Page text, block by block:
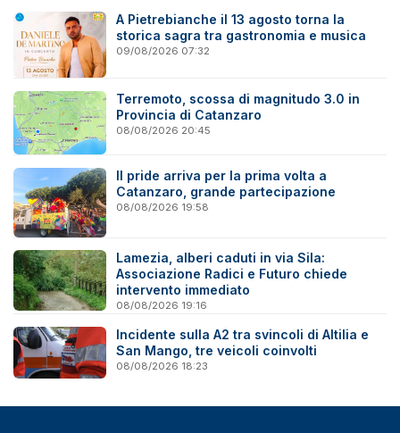
A Pietrebianche il 13 agosto torna la
storica sagra tra gastronomia e musica
09/08/2026 07:32
Terremoto, scossa di magnitudo 3.0 in
Provincia di Catanzaro
08/08/2026 20:45
Il pride arriva per la prima volta a
Catanzaro, grande partecipazione
08/08/2026 19:58
Lamezia, alberi caduti in via Sila:
Associazione Radici e Futuro chiede
intervento immediato
08/08/2026 19:16
Incidente sulla A2 tra svincoli di Altilia e
San Mango, tre veicoli coinvolti
08/08/2026 18:23